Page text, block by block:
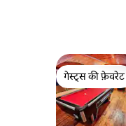
गेस्ट्स की फ़ेवरेट
गेस्ट्स की फ़ेवरेट